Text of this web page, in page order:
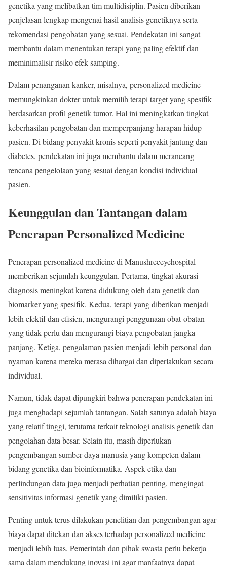
genetika yang melibatkan tim multidisiplin. Pasien diberikan
penjelasan lengkap mengenai hasil analisis genetiknya serta
rekomendasi pengobatan yang sesuai. Pendekatan ini sangat
membantu dalam menentukan terapi yang paling efektif dan
meminimalisir risiko efek samping.
Dalam penanganan kanker, misalnya, personalized medicine
memungkinkan dokter untuk memilih terapi target yang spesifik
berdasarkan profil genetik tumor. Hal ini meningkatkan tingkat
keberhasilan pengobatan dan memperpanjang harapan hidup
pasien. Di bidang penyakit kronis seperti penyakit jantung dan
diabetes, pendekatan ini juga membantu dalam merancang
rencana pengelolaan yang sesuai dengan kondisi individual
pasien.
Keunggulan dan Tantangan dalam
Penerapan Personalized Medicine
Penerapan personalized medicine di Manushreeeyehospital
memberikan sejumlah keunggulan. Pertama, tingkat akurasi
diagnosis meningkat karena didukung oleh data genetik dan
biomarker yang spesifik. Kedua, terapi yang diberikan menjadi
lebih efektif dan efisien, mengurangi penggunaan obat-obatan
yang tidak perlu dan mengurangi biaya pengobatan jangka
panjang. Ketiga, pengalaman pasien menjadi lebih personal dan
nyaman karena mereka merasa dihargai dan diperlakukan secara
individual.
Namun, tidak dapat dipungkiri bahwa penerapan pendekatan ini
juga menghadapi sejumlah tantangan. Salah satunya adalah biaya
yang relatif tinggi, terutama terkait teknologi analisis genetik dan
pengolahan data besar. Selain itu, masih diperlukan
pengembangan sumber daya manusia yang kompeten dalam
bidang genetika dan bioinformatika. Aspek etika dan
perlindungan data juga menjadi perhatian penting, mengingat
sensitivitas informasi genetik yang dimiliki pasien.
Penting untuk terus dilakukan penelitian dan pengembangan agar
biaya dapat ditekan dan akses terhadap personalized medicine
menjadi lebih luas. Pemerintah dan pihak swasta perlu bekerja
sama dalam mendukung inovasi ini agar manfaatnya dapat